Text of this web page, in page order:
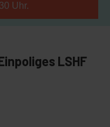
Uhr.
LSHF